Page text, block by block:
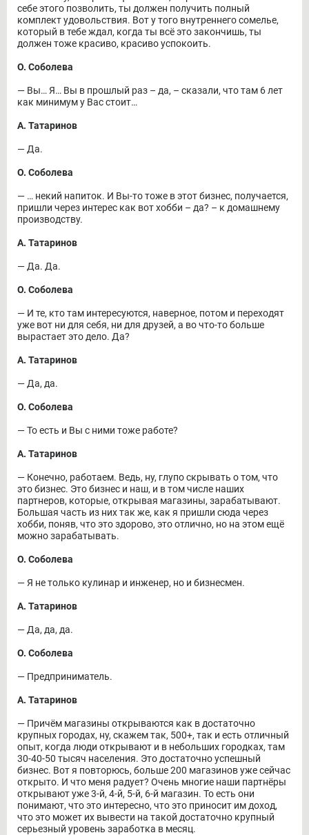
себе этого позволить, ты должен получить полный
комплект удовольствия. Вот у того внутреннего сомелье,
который в тебе ждал, когда ты всё это закончишь, ты
должен тоже красиво, красиво успокоить.
О. Соболева
― Вы… Я… Вы в прошлый раз – да, – сказали, что там 6 лет
как минимум у Вас стоит…
А. Татаринов
― Да.
О. Соболева
― … некий напиток. И Вы-то тоже в этот бизнес, получается,
пришли через интерес как вот хобби – да? – к домашнему
производству.
А. Татаринов
― Да. Да.
О. Соболева
― И те, кто там интересуются, наверное, потом и переходят
уже вот ни для себя, ни для друзей, а во что-то больше
вырастает это дело. Да?
А. Татаринов
― Да, да.
О. Соболева
― То есть и Вы с ними тоже работе?
А. Татаринов
― Конечно, работаем. Ведь, ну, глупо скрывать о том, что
это бизнес. Это бизнес и наш, и в том числе наших
партнеров, которые, открывая магазины, зарабатывают.
Большая часть из них так же, как я пришли сюда через
хобби, поняв, что это здорово, это отлично, но на этом ещё
можно зарабатывать.
О. Соболева
― Я не только кулинар и инженер, но и бизнесмен.
А. Татаринов
― Да, да, да.
О. Соболева
― Предприниматель.
А. Татаринов
― Причём магазины открываются как в достаточно
крупных городах, ну, скажем так, 500+, так и есть отличный
опыт, когда люди открывают и в небольших городках, там
30-40-50 тысяч населения. Это достаточно успешный
бизнес. Вот я повторюсь, больше 200 магазинов уже сейчас
открыто. И что меня радует? Очень многие наши партнёры
открывают уже 3-й, 4-й, 5-й, 6-й магазин. То есть они
понимают, что это интересно, что это приносит им доход,
что это может их вывести на такой достаточно крупный
серьезный уровень заработка в месяц.